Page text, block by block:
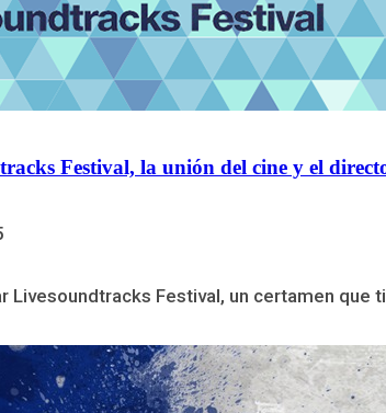
Festival, la unión del cine y el
Livesoundtracks Festival, un certamen